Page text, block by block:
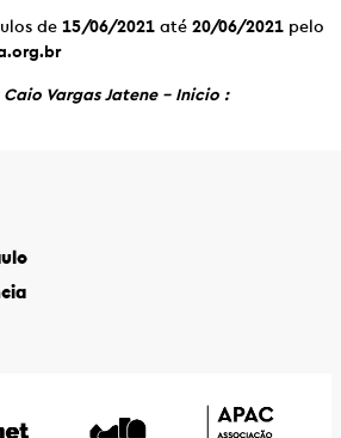
de 15/06/2021 até 20/06/2021 pelo
Vargas Jatene – Inicio :